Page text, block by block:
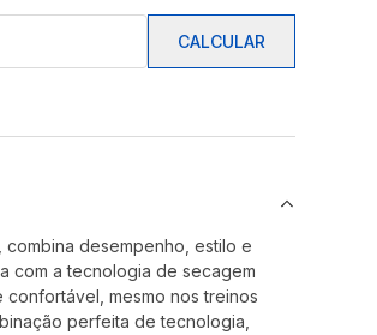
CALCULAR
combina desempenho, estilo e
com a tecnologia de secagem
confortável, mesmo nos treinos
perfeita de tecnologia,